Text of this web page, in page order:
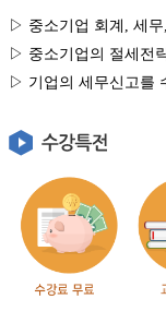
▷ 중소기업 회계, 세
▷ 중소기업의 절세전
▷ 기업의 세무신고를